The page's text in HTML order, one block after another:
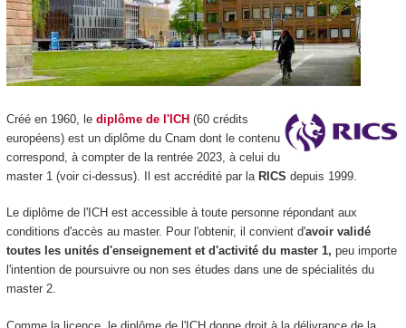
Créé en 1960, le diplôme de l'ICH(60 crédits
européens) est un diplôme du Cnam dont le contenu
correspond, à compter de la rentrée 2023, à celui du
master 1 (voir ci-dessus). Il est accrédité par la RICS depuis 1999.
Le diplôme de l'ICH est accessible à toute personne répondant aux
conditions d'accès au master. Pour l'obtenir, il convient d'avoir validé
toutes les unités d'enseignement et d'activité du master 1, peu importe
l'intention de poursuivre ou non ses études dans une de spécialités du
master 2.